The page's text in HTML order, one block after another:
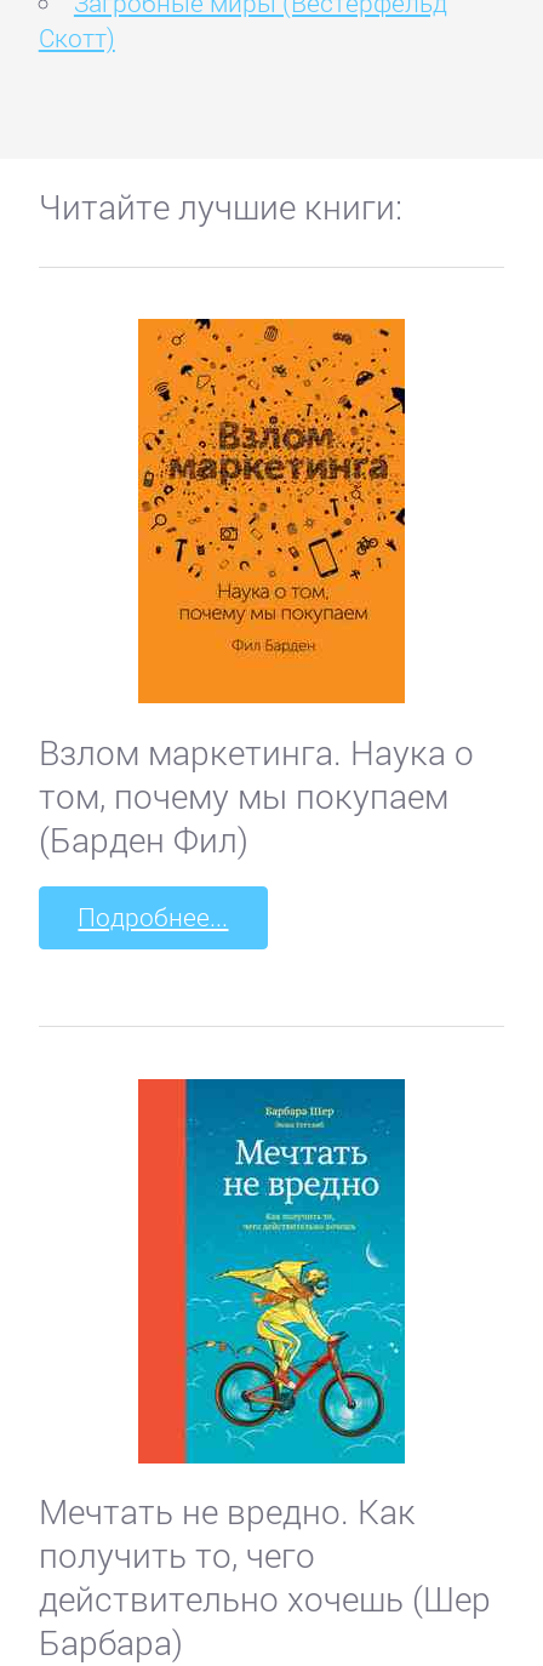
Скотт)
Читайте лучшие книги:
Взлом маркетинга. Наука о
том, почему мы покупаем
(Барден Фил)
Подробнее...
Мечтать не вредно. Как
получить то, чего
действительно хочешь (Шер
Барбара)